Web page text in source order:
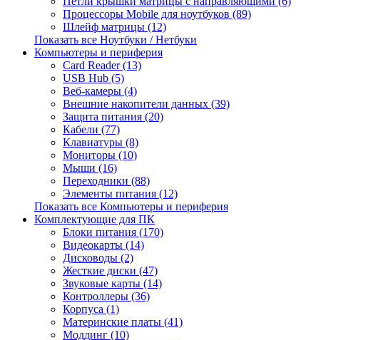
Процессоры Mobile для ноутбуков (89)
Шлейф матрицы (12)
Показать все Ноутбуки / Нетбуки
Компьютеры и периферия
Card Reader (13)
USB Hub (5)
Веб-камеры (4)
Внешние накопители данных (39)
Защита питания (20)
Кабели (77)
Клавиатуры (8)
Мониторы (10)
Мыши (16)
Переходники (88)
Элементы питания (12)
Показать все Компьютеры и периферия
Комплектующие для ПК
Блоки питания (170)
Видеокарты (14)
Дисководы (2)
Жесткие диски (47)
Звуковые карты (14)
Контроллеры (36)
Корпуса (1)
Материнские платы (41)
Моддинг (10)